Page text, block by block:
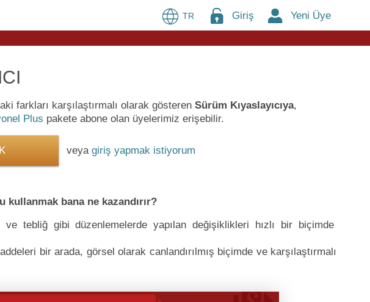
TR Giriş Yeni Üye
farkları karşılaştırmalı olarak gösteren Sürüm Kıyaslayıcıya,
Plus pakete abone olan üyelerimiz erişebilir.
veya giriş yapmak istiyorum
kullanmak bana ne kazandırır?
tebliğ gibi düzenlemelerde yapılan değişiklikleri hızlı bir biçimde
bir arada, görsel olarak canlandırılmış biçimde ve karşılaştırmalı